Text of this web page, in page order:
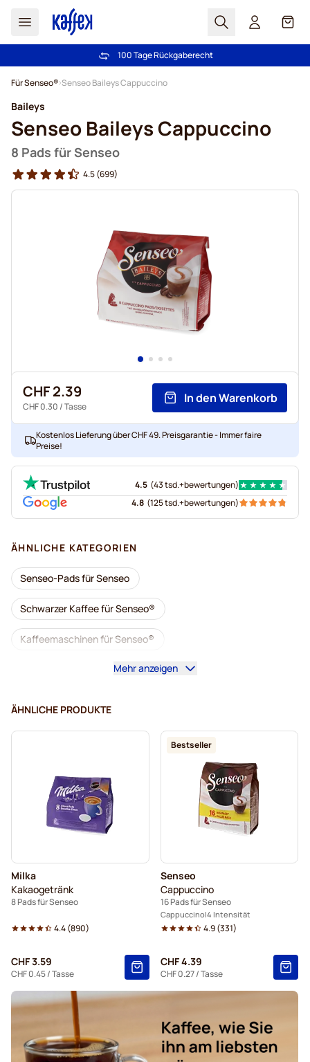
Suchen Cart
Kostenlos Lieferung über CHF 49
100 Tage Rückgaberecht
Für Senseo® Senseo Baileys Cappuccino
Baileys
Senseo Baileys Cappuccino
8 Pads für Senseo
4.5(699)
CHF 2.39
CHF 0.30 / Tasse
In den Warenkorb
Kostenlos Lieferung über CHF 49. Preisgarantie - Immer faire
Preise!
4.5 (43 tsd.+bewertungen)
4.8 (125 tsd.+bewertungen)
ÄHNLICHE KATEGORIEN
Senseo-Pads für Senseo
Schwarzer Kaffee für Senseo®
Kaffeemaschinen für Senseo®
Pads von Café Royal für Senseo
Entkoffeinierter Kaffee für Senseo
Pads von Segafredo für Senseo
Pads von Café René für Senseo Pads für Senseo
Pads von Friele für Senseo
Für Senseo® Kaffekapslen für Senseo®
Mehr anzeigen
ÄHNLICHE PRODUKTE
Milka
Kakaogetränk
8 Pads für Senseo
4.4(890)
CHF 3.59
CHF 0.45/ Tasse
Bestseller
Senseo
Cappuccino
16 Pads für Senseo
Cappuccino 4 Intensität
4.9(331)
CHF 4.39
CHF 0.27/ Tasse